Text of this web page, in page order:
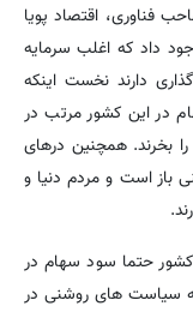
فناوری، اقتصاد پویا
گذاری اهمیت دهید. 7 دلیل وجود داد که اغلب سرمایه
دارند نخست اینکه
در این کشور مرتب در
بخرند. همچنین درهای
باز است و مردم دنیا و
حتما سود سهام در
سیاست های روشنی در